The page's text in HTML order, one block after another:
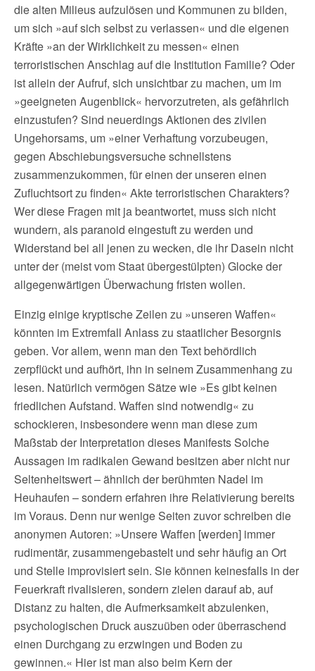
die alten Milieus aufzulösen und Kommunen zu bilden,
um sich »auf sich selbst zu verlassen« und die eigenen
Kräfte »an der Wirklichkeit zu messen« einen
terroristischen Anschlag auf die Institution Familie? Oder
ist allein der Aufruf, sich unsichtbar zu machen, um im
»geeigneten Augenblick« hervorzutreten, als gefährlich
einzustufen? Sind neuerdings Aktionen des zivilen
Ungehorsams, um »einer Verhaftung vorzubeugen,
gegen Abschiebungsversuche schnellstens
zusammenzukommen, für einen der unseren einen
Zufluchtsort zu finden« Akte terroristischen Charakters?
Wer diese Fragen mit ja beantwortet, muss sich nicht
wundern, als paranoid eingestuft zu werden und
Widerstand bei all jenen zu wecken, die ihr Dasein nicht
unter der (meist vom Staat übergestülpten) Glocke der
allgegenwärtigen Überwachung fristen wollen.
Einzig einige kryptische Zeilen zu »unseren Waffen«
könnten im Extremfall Anlass zu staatlicher Besorgnis
geben. Vor allem, wenn man den Text behördlich
zerpflückt und aufhört, ihn in seinem Zusammenhang zu
lesen. Natürlich vermögen Sätze wie »Es gibt keinen
friedlichen Aufstand. Waffen sind notwendig« zu
schockieren, insbesondere wenn man diese zum
Maßstab der Interpretation dieses Manifests Solche
Aussagen im radikalen Gewand besitzen aber nicht nur
Seltenheitswert – ähnlich der berühmten Nadel im
Heuhaufen – sondern erfahren ihre Relativierung bereits
im Voraus. Denn nur wenige Seiten zuvor schreiben die
anonymen Autoren: »Unsere Waffen [werden] immer
rudimentär, zusammengebastelt und sehr häufig an Ort
und Stelle improvisiert sein. Sie können keinesfalls in der
Feuerkraft rivalisieren, sondern zielen darauf ab, auf
Distanz zu halten, die Aufmerksamkeit abzulenken,
psychologischen Druck auszuüben oder überraschend
einen Durchgang zu erzwingen und Boden zu
gewinnen.« Hier ist man also beim Kern der